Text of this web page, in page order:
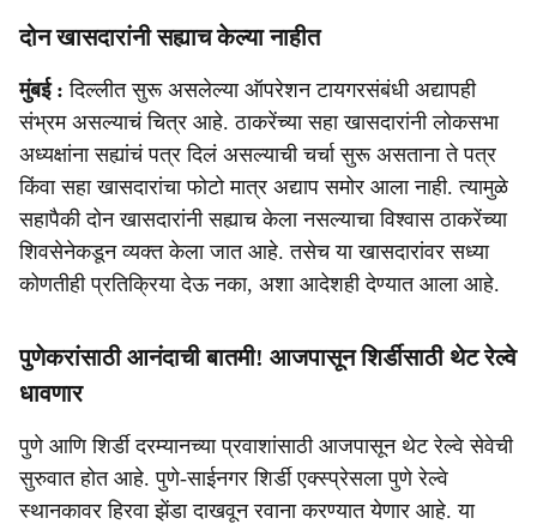
दोन खासदारांनी सह्याच केल्या नाहीत
मुंबई : दिल्लीत सुरू असलेल्या ऑपरेशन टायगरसंबंधी अद्यापही
संभ्रम असल्याचं चित्र आहे. ठाकरेंच्या सहा खासदारांनी लोकसभा
अध्यक्षांना सह्यांचं पत्र दिलं असल्याची चर्चा सुरू असताना ते पत्र
किंवा सहा खासदारांचा फोटो मात्र अद्याप समोर आला नाही. त्यामुळे
सहापैकी दोन खासदारांनी सह्याच केला नसल्याचा विश्वास ठाकरेंच्या
शिवसेनेकडून व्यक्त केला जात आहे. तसेच या खासदारांवर सध्या
कोणतीही प्रतिक्रिया देऊ नका, अशा आदेशही देण्यात आला आहे.
पुणेकरांसाठी आनंदाची बातमी! आजपासून शिर्डीसाठी थेट रेल्वे
धावणार
पुणे आणि शिर्डी दरम्यानच्या प्रवाशांसाठी आजपासून थेट रेल्वे सेवेची
सुरुवात होत आहे. पुणे-साईनगर शिर्डी एक्स्प्रेसला पुणे रेल्वे
स्थानकावर हिरवा झेंडा दाखवून रवाना करण्यात येणार आहे. या